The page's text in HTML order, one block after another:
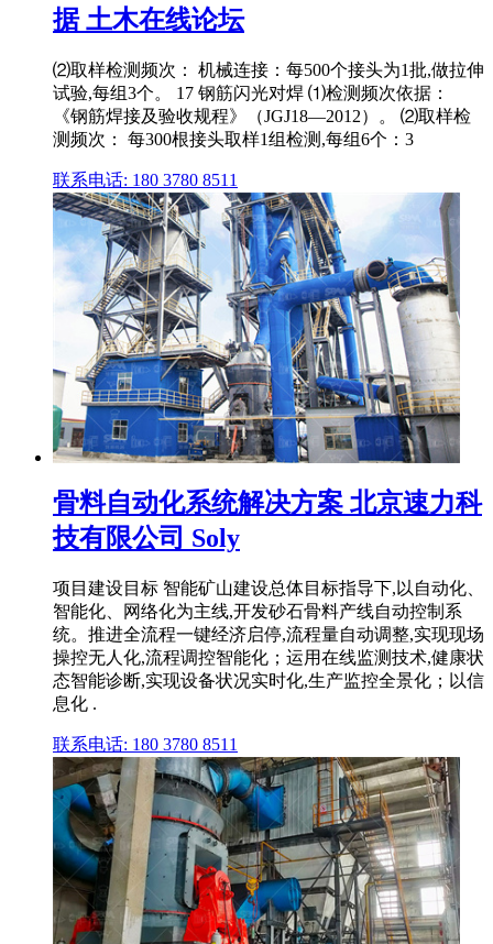
据 土木在线论坛
⑵取样检测频次： 机械连接：每500个接头为1批,做拉伸
试验,每组3个。 17 钢筋闪光对焊 ⑴检测频次依据：
《钢筋焊接及验收规程》（JGJ18—2012）。 ⑵取样检
测频次： 每300根接头取样1组检测,每组6个：3
联系电话: 180 3780 8511
骨料自动化系统解决方案 北京速力科
技有限公司 Soly
项目建设目标 智能矿山建设总体目标指导下,以自动化、
智能化、网络化为主线,开发砂石骨料产线自动控制系
统。推进全流程一键经济启停,流程量自动调整,实现现场
操控无人化,流程调控智能化；运用在线监测技术,健康状
态智能诊断,实现设备状况实时化,生产监控全景化；以信
息化 .
联系电话: 180 3780 8511